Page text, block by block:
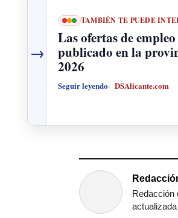
→
TAMBIÉN TE PUEDE
Las ofertas de
publicado en la
2026
Seguir leyendo DSAlicante.com
Redacción